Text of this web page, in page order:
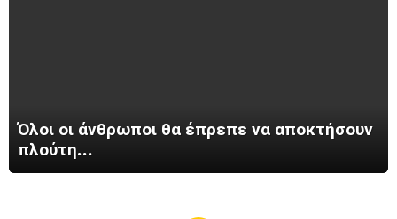
Όλοι οι άνθρωποι θα έπρεπε να αποκτήσουν
πλούτη…